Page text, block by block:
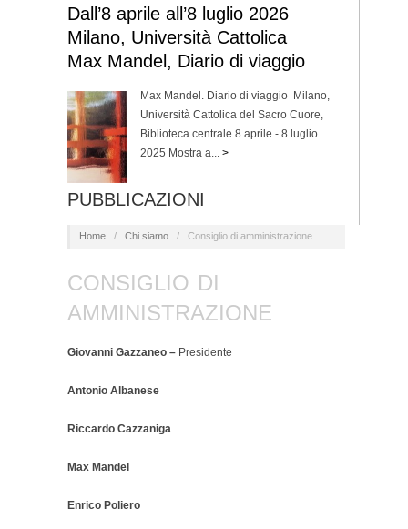
Dall’8 aprile all’8 luglio 2026
Milano, Università Cattolica
Max Mandel, Diario di viaggio
Max Mandel. Diario di viaggio Milano,
Università Cattolica del Sacro Cuore,
Biblioteca centrale 8 aprile - 8 luglio
2025 Mostra a... >
PUBBLICAZIONI
Home / Chi siamo / Consiglio di amministrazione
CONSIGLIO DI
AMMINISTRAZIONE
Giovanni Gazzaneo – Presidente
Antonio Albanese
Riccardo Cazzaniga
Max Mandel
Enrico Poliero